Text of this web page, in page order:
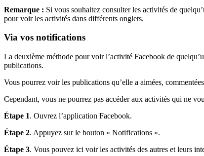
Remarque : Si vous souhaitez consulter les activités de
pour voir les activités dans différents onglets.
Via vos notifications
La deuxième méthode pour voir l’activité Facebook de
publications.
Vous pourrez voir les publications qu’elle a aimées,
Cependant, vous ne pourrez pas accéder aux activités qui ne
Étape 1. Ouvrez l’application Facebook.
Étape 2. Appuyez sur le bouton « Notifications ».
Étape 3. Vous pouvez ici voir les activités des autres et leurs